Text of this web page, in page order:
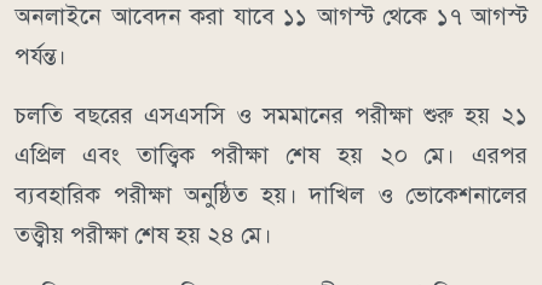
অনলাইনে আবেদন করা যাবে ১১ আগস্ট থেকে ১৭ আগস্ট
পর্যন্ত।
চলতি বছরের এসএসসি ও সমমানের পরীক্ষা শুরু হয় ২১
এপ্রিল এবং তাত্ত্বিক পরীক্ষা শেষ হয় ২০ মে। এরপর
ব্যবহারিক পরীক্ষা অনুষ্ঠিত হয়। দাখিল ও ভোকেশনালের
তত্ত্বীয় পরীক্ষা শেষ হয় ২৪ মে।